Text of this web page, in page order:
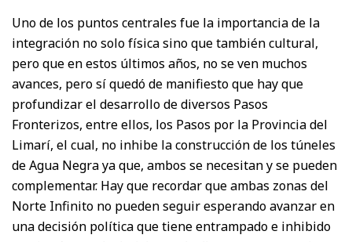
Uno de los puntos centrales fue la importancia de la
integración no solo física sino que también cultural,
pero que en estos últimos años, no se ven muchos
avances, pero sí quedó de manifiesto que hay que
profundizar el desarrollo de diversos Pasos
Fronterizos, entre ellos, los Pasos por la Provincia del
Limarí, el cual, no inhibe la construcción de los túneles
de Agua Negra ya que, ambos se necesitan y se pueden
complementar. Hay que recordar que ambas zonas del
Norte Infinito no pueden seguir esperando avanzar en
una decisión política que tiene entrampado e inhibido